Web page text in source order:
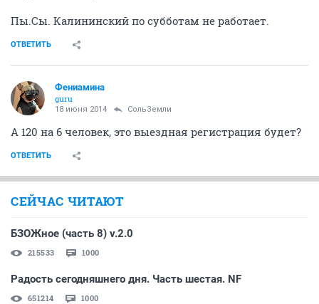
Пы.Сы. Калининский по субботам не работает.
ОТВЕТИТЬ
Фениамина
guru
18 июня 2014 СольЗемли
А 120 на 6 человек, это выездная регистрация будет?
ОТВЕТИТЬ
СЕЙЧАС ЧИТАЮТ
БЗОЖное (часть 8) v.2.0
215533 1000
Радость сегодняшнего дня. Часть шестая. NF
651214 1000